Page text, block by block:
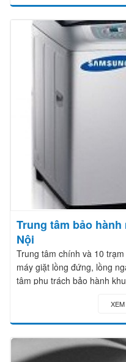
Trung tâm bảo
Nội
Trung tâm chính và 10
máy giặt lồng đứng, lồng
tâm phụ trách bảo hành